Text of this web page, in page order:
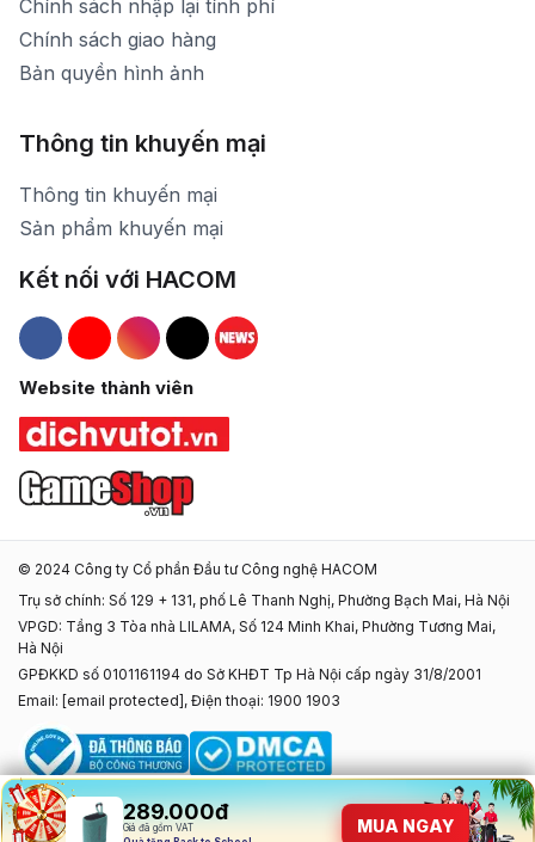
289.000đ
Giá đã gồm VAT
MUA NGAY
289.000đ
Giá đã gồm VAT
MUA NGAY
Chính sách nhập lại tính phí
Chính sách giao hàng
Bản quyền hình ảnh
Thông tin khuyến mại
Thông tin khuyến mại
Sản phẩm khuyến mại
Kết nối với HACOM
Hacom Facebook
Hacom YouTube
Hacom Instagram
Hacom TikTok
Website thành viên
© 2024 Công ty Cổ phần Đầu tư Công nghệ HACOM
Trụ sở chính: Số 129 + 131, phố Lê Thanh Nghị, Phường Bạch Mai, Hà Nội
VPGD: Tầng 3 Tòa nhà LILAMA, Số 124 Minh Khai, Phường Tương Mai,
Hà Nội
GPĐKKD số 0101161194 do Sở KHĐT Tp Hà Nội cấp ngày 31/8/2001
Email: [email protected] , Điện thoại: 1900 1903